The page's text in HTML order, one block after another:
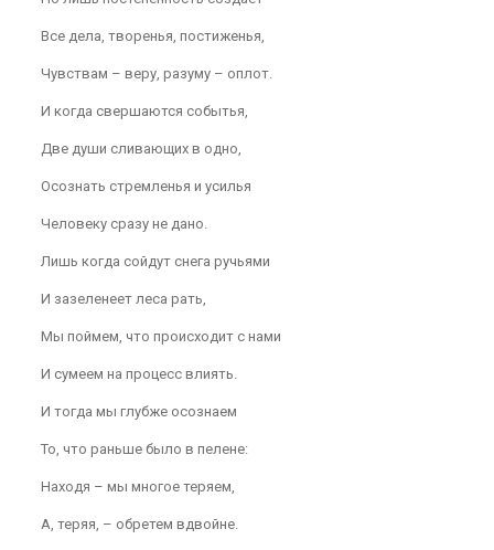
Все дела, творенья, постиженья,
Чувствам – веру, разуму – оплот.
И когда свершаются событья,
Две души сливающих в одно,
Осознать стремленья и усилья
Человеку сразу не дано.
Лишь когда сойдут снега ручьями
И зазеленеет леса рать,
Мы поймем, что происходит с нами
И сумеем на процесс влиять.
И тогда мы глубже осознаем
То, что раньше было в пелене:
Находя – мы многое теряем,
А, теряя, – обретем вдвойне.